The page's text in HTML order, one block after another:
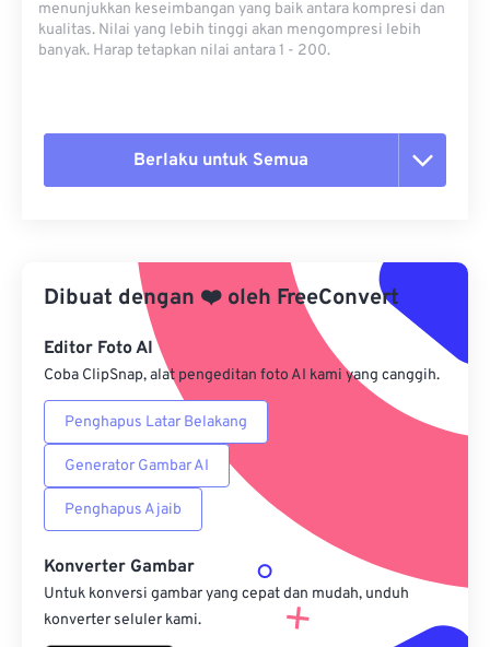
menunjukkan keseimbangan yang baik antara kompresi dan
kualitas. Nilai yang lebih tinggi akan mengompresi lebih
banyak. Harap tetapkan nilai antara 1 - 200.
Berlaku untuk Semua
Terapkan dari Preset
Simpan sebagai Preset
Dibuat dengan ❤️ oleh FreeConvert
Editor Foto AI
Coba ClipSnap, alat pengeditan foto AI kami yang canggih.
Penghapus Latar Belakang
Generator Gambar AI
Penghapus Ajaib
Konverter Gambar
Untuk konversi gambar yang cepat dan mudah, unduh
konverter seluler kami.